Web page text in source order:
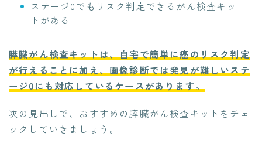
ステージ0でもリスク判定できるがん検査キッ
トがある
膵臓がん検査キットは、自宅で簡単に癌のリスク判定
が行えることに加え、画像診断では発見が難しいステ
ージ0にも対応しているケースがあります。
次の見出しで、おすすめの膵臓がん検査キットをチェ
ックしていきましょう。